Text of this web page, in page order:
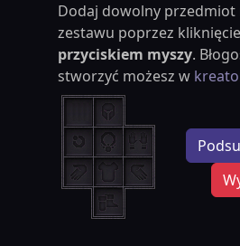
Dodaj dowolny przedmiot
zestawu poprzez kliknięcie
przyciskiem myszy.
stworzyć możesz w